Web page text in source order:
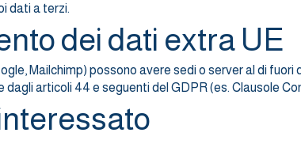
dati a terzi.
dei dati extra UE
Mailchimp) possono avere sedi o server al di
articoli 44 e seguenti del GDPR (es. Clausole